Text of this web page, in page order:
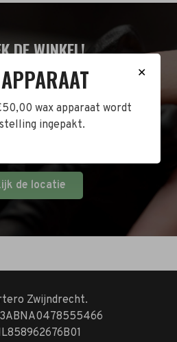
DE WINKEL!
hebben wij ook een fysieke
Kom op een doordeweekse
en 17:00 of op de zaterdag
de locatie
Zwijndrecht.
✕
wax apparaat wordt
ingepakt.